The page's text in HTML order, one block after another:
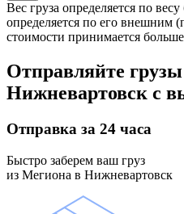
Вес груза определяется по
определяется по его внешним
стоимости принимается
Отправляйте грузы
Нижневартовск с
Отправка за 24 часа
Быстро заберем ваш груз
из Мегиона в Нижневартовск